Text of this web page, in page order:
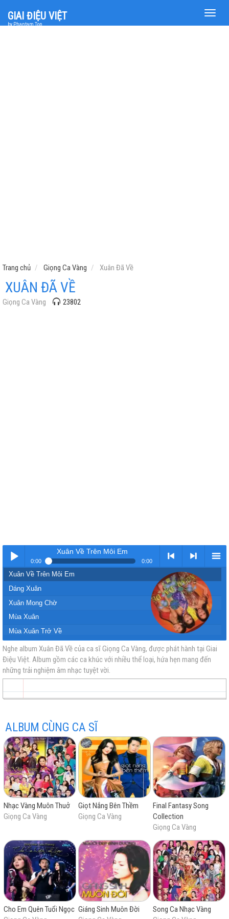
Toggle
GIAI ĐIỆU VIỆT
by Phantam Top
Trang chủ Giọng Ca Vàng Xuân Đã Về
XUÂN ĐÃ VỀ
Giọng Ca Vàng 23802
Nhạc
vàng
trữ
tình
Xuân Về Trên Môi Em
0:00 0:00
< Kho
nhạc
trực
tuyến
>
Nhạc
chất
lượng
cao
Kho
nhạc
miễn
Xuân Về Trên Môi Em
Dáng Xuân
Xuân Mong Chờ
Mùa Xuân
Mùa Xuân Trở Về
Hãy Mang Đến Những Mùa Xuân
Lắng Nghe Mùa Xuân Về
Mùa Xuân Đang Đến
Em Là Xuân Về
Xuân Đã Về
Nghe album Xuân Đã Về của ca sĩ Giọng Ca Vàng, được phát hành tại Giai
Điệu Việt. Album gồm các ca khúc với nhiều thể loại, hứa hẹn mang đến
những trải nghiệm âm nhạc tuyệt vời.
ALBUM CÙNG CA SĨ
Nhạc Vàng Muôn Thuở
Giọng Ca Vàng
Giọt Nắng Bên Thềm
Giọng Ca Vàng
Final Fantasy Song
Collection
Giọng Ca Vàng
Cho Em Quên Tuổi Ngọc Giáng Sinh Muôn Đời
Song Ca Nhạc Vàng